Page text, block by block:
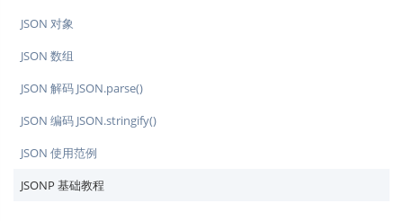
JSON 对象
JSON 数组
JSON 解码 JSON.parse()
JSON 编码 JSON.stringify()
JSON 使用范例
JSONP 基础教程